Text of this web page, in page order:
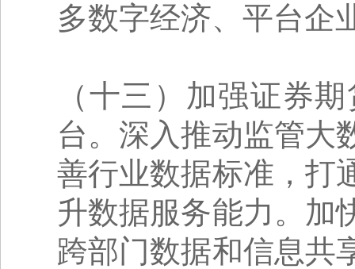
多数字经济、平台企
（十三）加强证券
台。深入推动监管大
善行业数据标准，打
升数据服务能力。加
跨部门数据和信息共